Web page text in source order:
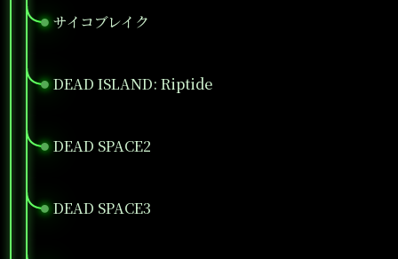
サイコブレイク
●
DEAD ISLAND: Riptide
●
DEAD SPACE2
●
DEAD SPACE3
●